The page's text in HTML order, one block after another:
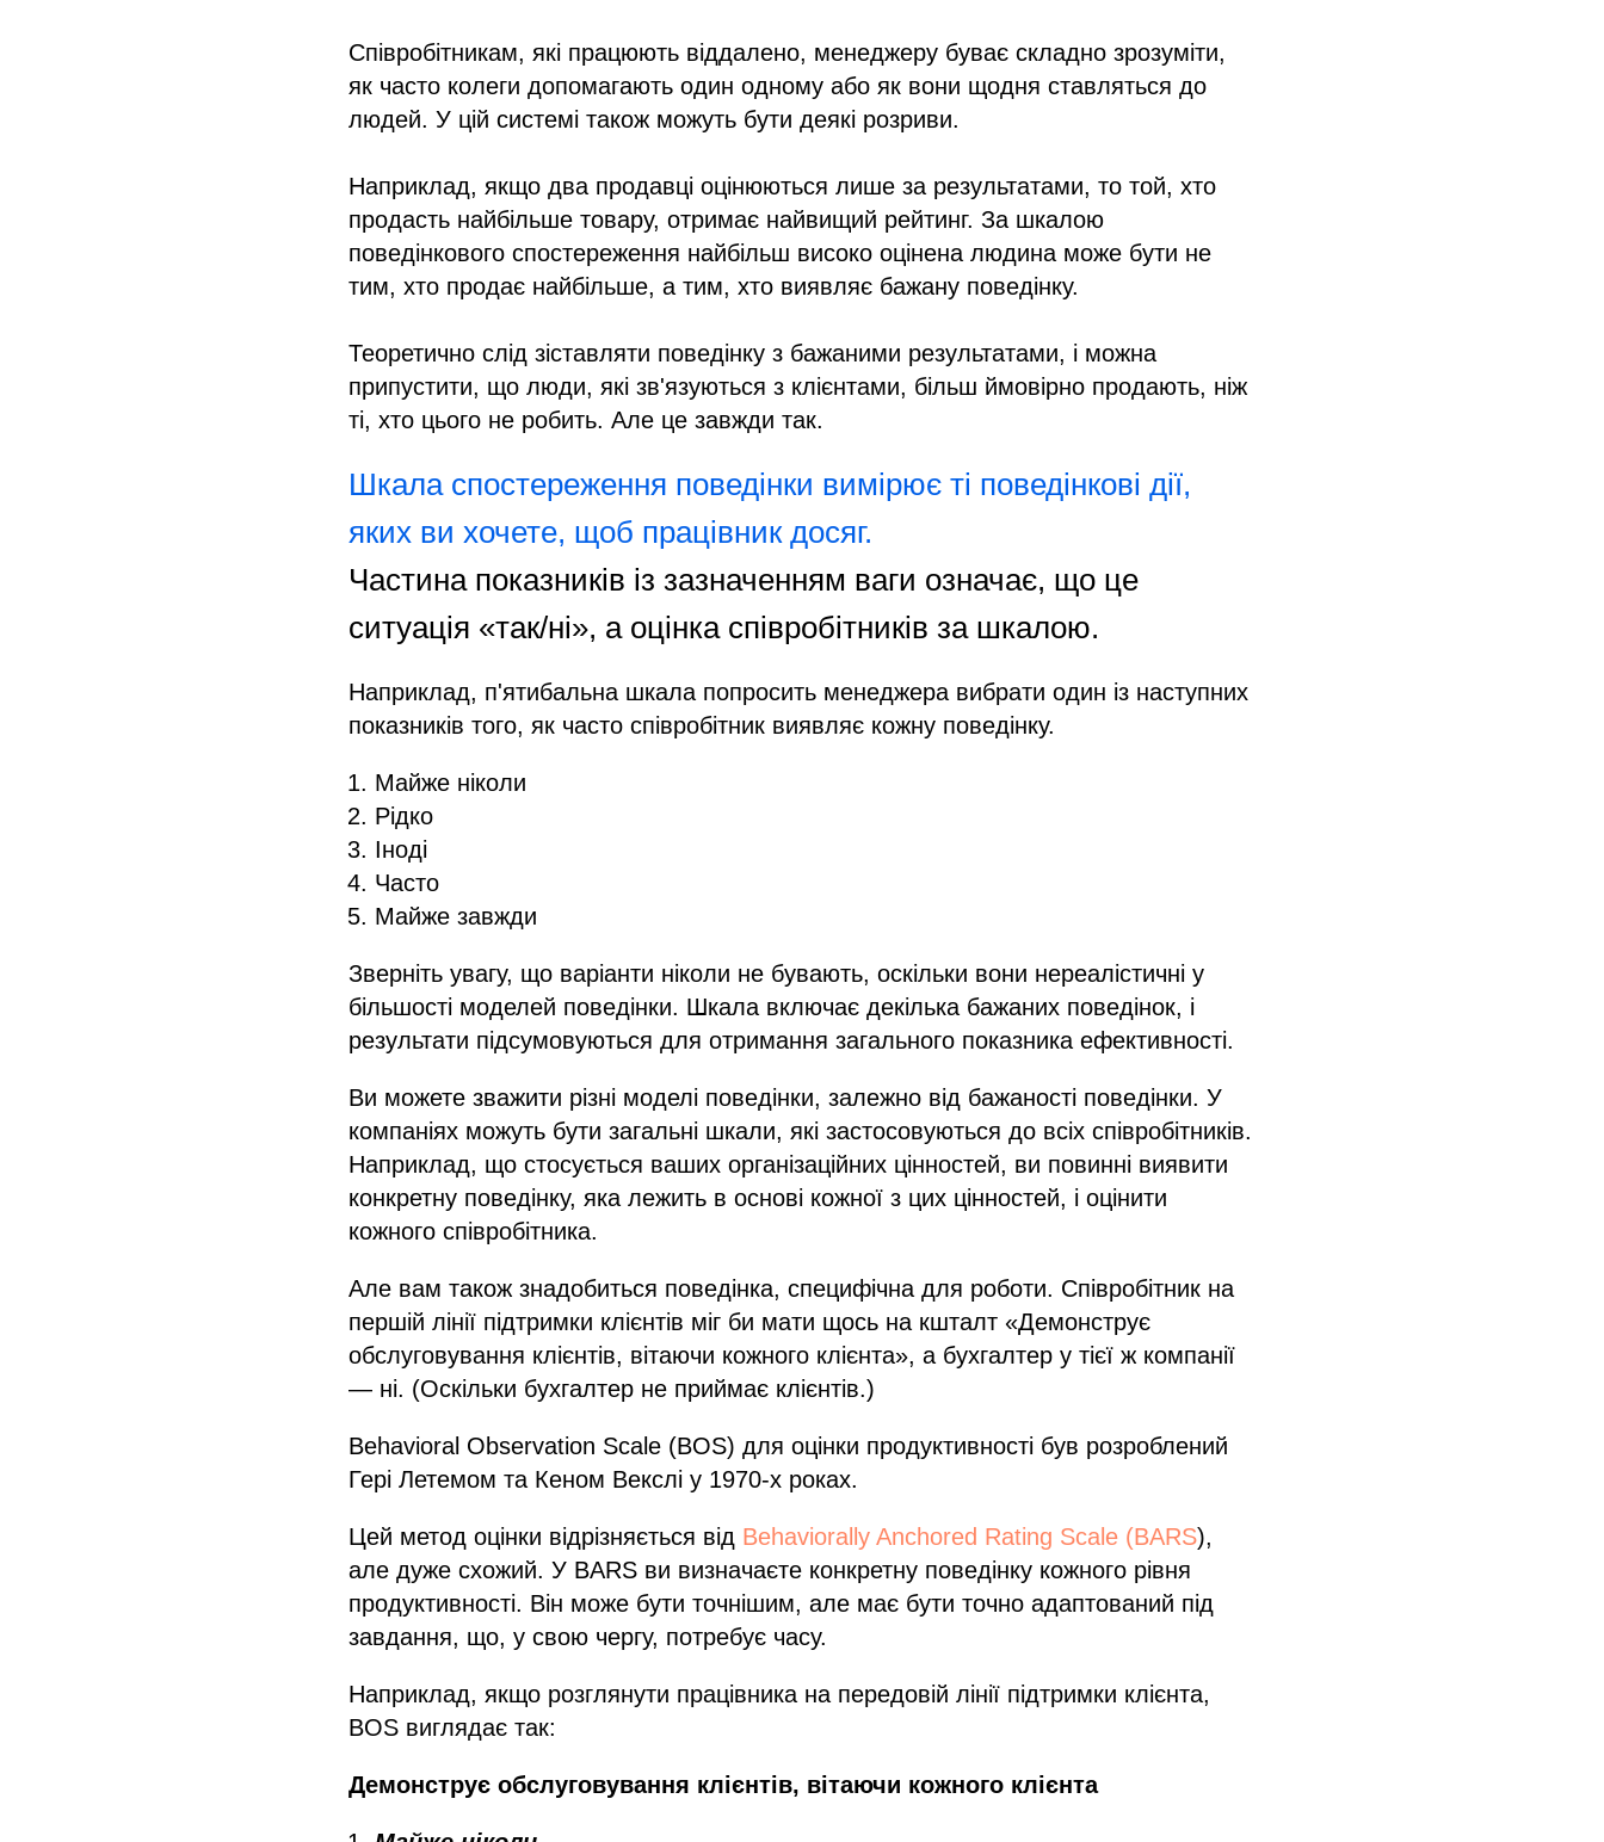
Співробітникам, які працюють віддалено, менеджеру буває складно зрозуміти,
як часто колеги допомагають один одному або як вони щодня ставляться до
людей. У цій системі також можуть бути деякі розриви.
Наприклад, якщо два продавці оцінюються лише за результатами, то той, хто
продасть найбільше товару, отримає найвищий рейтинг. За шкалою
поведінкового спостереження найбільш високо оцінена людина може бути не
тим, хто продає найбільше, а тим, хто виявляє бажану поведінку.
Теоретично слід зіставляти поведінку з бажаними результатами, і можна
припустити, що люди, які зв'язуються з клієнтами, більш ймовірно продають, ніж
ті, хто цього не робить. Але це завжди так.
Шкала спостереження поведінки вимірює ті поведінкові дії,
яких ви хочете, щоб працівник досяг.
Частина показників із зазначенням ваги означає, що це
ситуація «так/ні», а оцінка співробітників за шкалою.
Наприклад, п'ятибальна шкала попросить менеджера вибрати один із наступних
показників того, як часто співробітник виявляє кожну поведінку.
Майже ніколи
Рідко
Іноді
Часто
Майже завжди
Зверніть увагу, що варіанти ніколи не бувають, оскільки вони нереалістичні у
більшості моделей поведінки. Шкала включає декілька бажаних поведінок, і
результати підсумовуються для отримання загального показника ефективності.
Ви можете зважити різні моделі поведінки, залежно від бажаності поведінки. У
компаніях можуть бути загальні шкали, які застосовуються до всіх співробітників.
Наприклад, що стосується ваших організаційних цінностей, ви повинні виявити
конкретну поведінку, яка лежить в основі кожної з цих цінностей, і оцінити
кожного співробітника.
Але вам також знадобиться поведінка, специфічна для роботи. Співробітник на
першій лінії підтримки клієнтів міг би мати щось на кшталт «Демонструє
обслуговування клієнтів, вітаючи кожного клієнта», а бухгалтер у тієї ж компанії
— ні. (Оскільки бухгалтер не приймає клієнтів.)
Behavioral Observation Scale (BOS) для оцінки продуктивності був розроблений
Гері Летемом та Кеном Векслі у 1970-х роках.
Цей метод оцінки відрізняється від Behaviorally Anchored Rating Scale (BARS),
але дуже схожий. У BARS ви визначаєте конкретну поведінку кожного рівня
продуктивності. Він може бути точнішим, але має бути точно адаптований під
завдання, що, у свою чергу, потребує часу.
Наприклад, якщо розглянути працівника на передовій лінії підтримки клієнта,
BOS виглядає так:
Демонструє обслуговування клієнтів, вітаючи кожного клієнта